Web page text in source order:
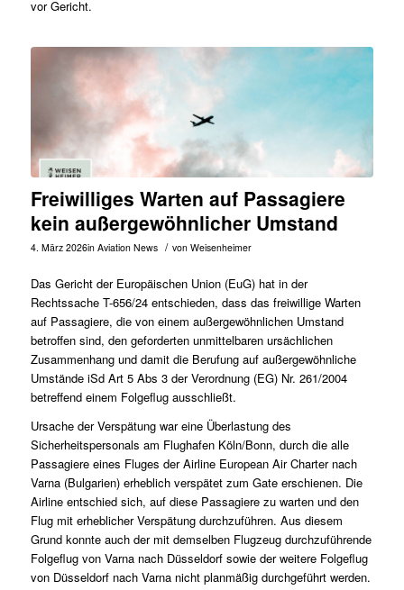
vor Gericht.
Freiwilliges Warten auf Passagiere
kein außergewöhnlicher Umstand
4. März 2026in Aviation News / von Weisenheimer
Das Gericht der Europäischen Union (EuG) hat in der
Rechtssache T-656/24entschieden, dass das freiwillige Warten
auf Passagiere, die von einem außergewöhnlichen Umstand
betroffen sind, den geforderten unmittelbaren ursächlichen
Zusammenhang und damit die Berufung auf außergewöhnliche
Umstände iSd Art 5 Abs 3 der Verordnung (EG) Nr. 261/2004
betreffend einem Folgeflug ausschließt.
Ursache der Verspätung war eine Überlastung des
Sicherheitspersonals am Flughafen Köln/Bonn, durch die alle
Passagiere eines Fluges der Airline European Air Charter nach
Varna (Bulgarien) erheblich verspätet zum Gate erschienen. Die
Airline entschied sich, auf diese Passagiere zu warten und den
Flug mit erheblicher Verspätung durchzuführen. Aus diesem
Grund konnte auch der mit demselben Flugzeug durchzuführende
Folgeflug von Varna nach Düsseldorf sowie der weitere Folgeflug
von Düsseldorf nach Varna nicht planmäßig durchgeführt werden.